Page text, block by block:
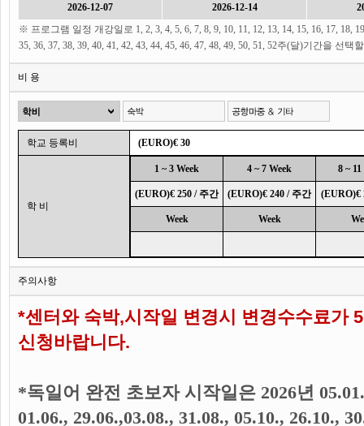
2026-12-07 2026-12-14
※ 프로그램 일정 개강일로 1, 2, 3, 4, 5, 6, 7, 8, 9, 10, 11, 12, 13, 14, 15, 16, 17, 18,
35, 36, 37, 38, 39, 40, 41, 42, 43, 44, 45, 46, 47, 48, 49, 50, 51, 52주(달)기간을 선택
비 용
학교 등록비 (EURO)€ 30
학 비
1 ~ 3 Week 4 ~ 7 Week 8 ~
(EURO)€ 250 / 주간 (EURO)€ 240 / 주간 (EURO)€
Week Week
주의사항
*센터와 숙박,시작일 변경시 변경수수료가
신청바랍니다.
*독일어 완전 초보자 시작일은 2026년
01.06., 29.06.,03.08., 31.08., 05.10., 26.10.,